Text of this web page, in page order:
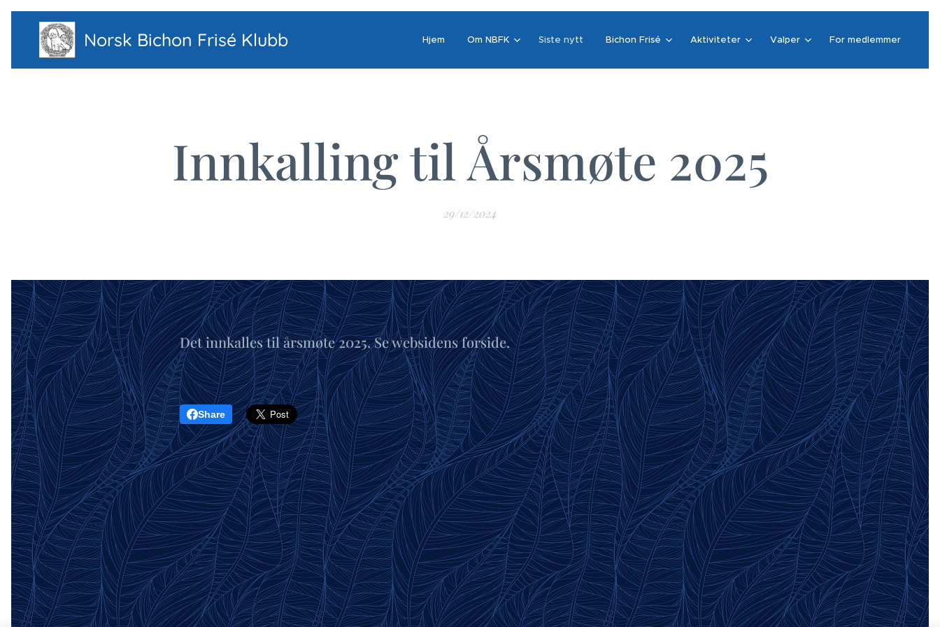
Norsk Bichon Frisé Klubb Hjem Om NBFK Siste nytt Bichon Frisé Aktiviteter Valper For medlemmer
Innkalling til Årsmøte 2025
29/12/2024
Det innkalles til årsmøte 2025. Se websidens forside.
Share